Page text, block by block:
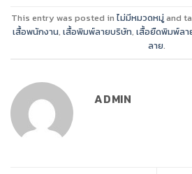
This entry was posted in ไม่มีหมวดหมู่and
เสื้อพนักงาน, เสื้อพิมพ์ลายบริษัท, เสื้อยืดพิมพ์ลา
ลาย.
ADMIN